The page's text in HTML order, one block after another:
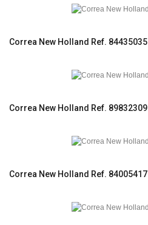
Correa New Holland Ref. 84435035
Correa New Holland Ref. 89832309
Correa New Holland Ref. 84005417